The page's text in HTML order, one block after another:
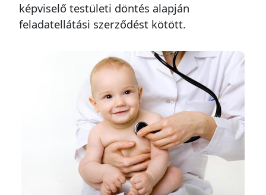
képviselő testületi döntés alapján
feladatellátási szerződést kötött.